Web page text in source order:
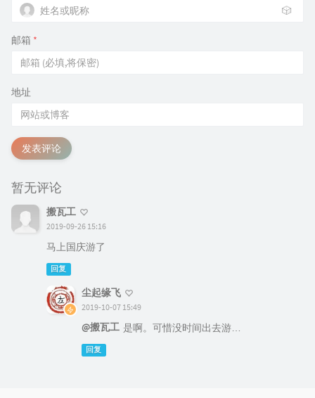
🎲
邮箱 *
地址
发表评论
暂无评论
搬瓦工
2019-09-26 15:16
马上国庆游了
回复
尘起缘飞
2019-10-07 15:49
@搬瓦工 是啊。可惜没时间出去游…
回复